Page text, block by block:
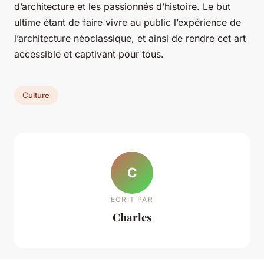
d’architecture et les passionnés d’histoire. Le but
ultime étant de faire vivre au public l’expérience de
l’architecture néoclassique, et ainsi de rendre cet art
accessible et captivant pour tous.
Culture
C
ECRIT PAR
Charles